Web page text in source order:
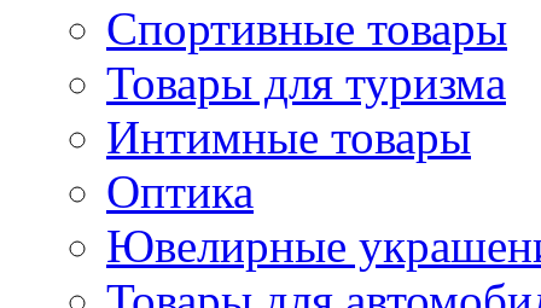
Спортивные товары
Товары для туризма
Интимные товары
Оптика
Ювелирные